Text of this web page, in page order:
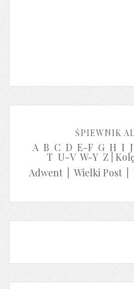
ŚPIEWNIK
A B C D E-F G H I J
T U-V W-Y Z
Adwent| Wielki Post|